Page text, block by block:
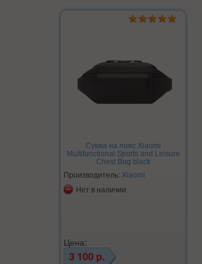
Сумка на пояс Xiaomi
Multifunctional Sports and Leisure
Chest Bag black
Производитель: Xiaomi
Нет в наличии
Цена:
3 100 р.